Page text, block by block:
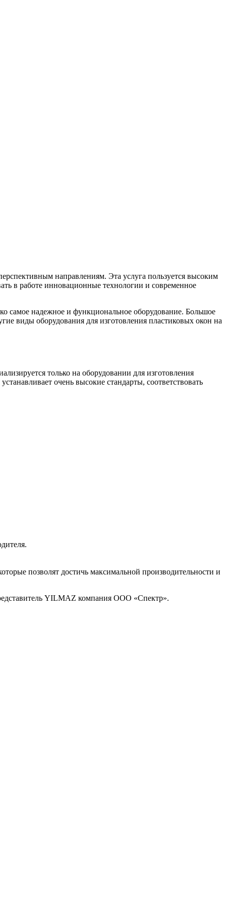
направлениям. Эта услуга пользуется высоким
в работе инновационные технологии и современное
самое надежное и функциональное оборудование. Большое
виды оборудования для изготовления пластиковых окон на
только на оборудовании для изготовления
очень высокие стандарты, соответствовать
позволят достичь максимальной производительности и
YILMAZ компания ООО «Спектр».